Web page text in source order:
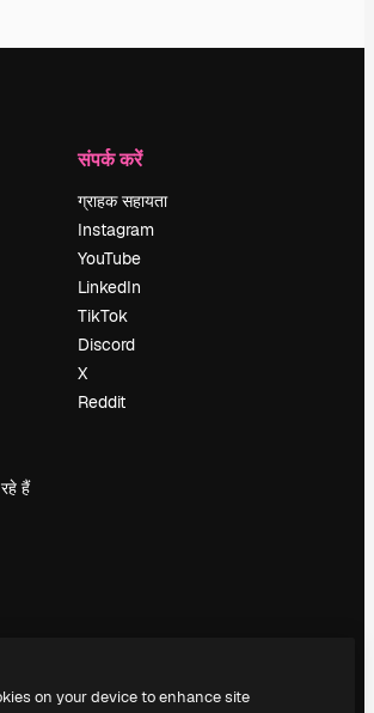
हैं
संपर्क करें
ग्राहक सहायता
Instagram
YouTube
LinkedIn
TikTok
Discord
X
Reddit
on your device to enhance site